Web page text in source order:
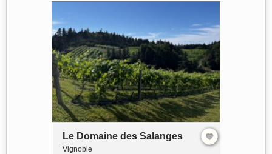
Le Domaine des Salanges
Vignoble